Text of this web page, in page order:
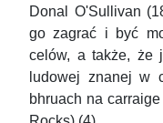
Donal O'Sullivan
go zagrać i być
celów, a także, że
ludowej znanej w
bhruach na